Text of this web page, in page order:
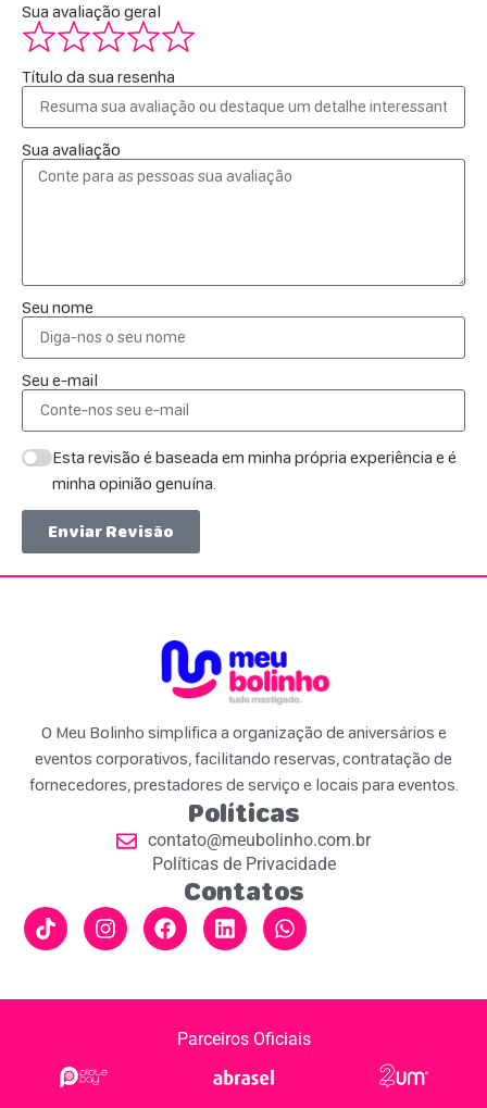
Sua avaliação geral
Título da sua resenha
Sua avaliação
Seu nome
Seu e-mail
Esta revisão é baseada em minha própria experiência e é
minha opinião genuína.
Enviar Revisão
O Meu Bolinho simplifica a organização de aniversários e
eventos corporativos, facilitando reservas, contratação de
fornecedores, prestadores de serviço e locais para eventos.
Políticas
contato@meubolinho.com.br
Políticas de Privacidade
Contatos
Parceiros Oficiais